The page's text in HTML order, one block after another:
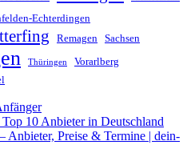
Echterdingen
Remagen Sachsen
Thüringen Vorarlberg
10 Anbieter in Deutschland
Anbieter, Preise & Termine | dein-